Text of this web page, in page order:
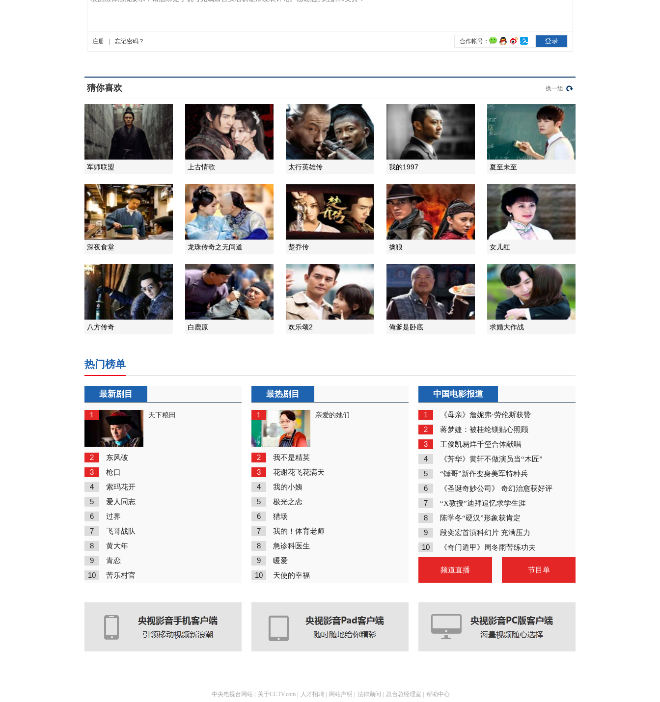
《宝贝儿回家》 片尾曲
2014-06-11 05:45:09
《宝贝儿回家》 第33集
精彩看点
2014-06-11 22:45:14
《宝贝儿回家》 第34集
精彩看点
2014-06-11 22:45:16
《宝贝儿回家》 第35集
（大结局） 精彩看点
2014-06-11 22:48:20
[华夏夜表情]陕西卫视 痛
心疾首的悔恨和追寻
《宝贝儿回家》明晚启播
2014-11-17 19:38:09
猜你喜欢 换一组
军师联盟 上古情歌 太行英雄传 我的1997 夏至未至
深夜食堂 龙珠传奇之无间道 楚乔传 擒狼 女儿红
八方传奇 白鹿原 欢乐颂2 俺爹是卧底 求婚大作战
热门榜单
最新剧目
1 天下粮田
2 东风破
3 枪口
4 索玛花开
5 爱人同志
6 过界
7 飞哥战队
8 黄大年
9 青恋
10 苦乐村官
最热剧目
1 亲爱的她们
2 我不是精英
3 花谢花飞花满天
4 我的小姨
5 极光之恋
6 猎场
7 我的！体育老师
8 急诊科医生
9 暖爱
10 天使的幸福
中国电影报道
1 《母亲》詹妮弗·劳伦斯获赞
2 蒋梦婕：被桂纶镁贴心照顾
3 王俊凯易烊千玺合体献唱
4 《芳华》黄轩不做演员当“木匠”
5 “锤哥”新作变身美军特种兵
6 《圣诞奇妙公司》 奇幻治愈获好评
7 “X教授”迪拜追忆求学生涯
8 陈学冬“硬汉”形象获肯定
9 段奕宏首演科幻片 充满压力
10 《奇门遁甲》周冬雨苦练功夫
频道直播 节目单
中央电视台网站 关于CCTV.com 人才招聘 网站声明 法律顾问 总台总经理室 帮助中心